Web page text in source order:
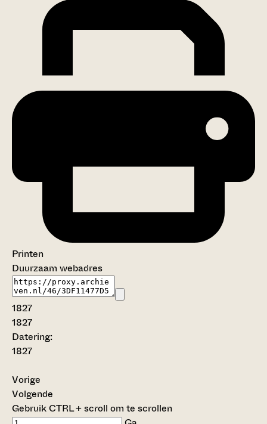
Printen
Duurzaam webadres
1827
1827
Datering:
1827
Vorige
Volgende
Gebruik CTRL + scroll om te scrollen